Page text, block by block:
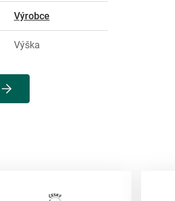
Výrobce
Výška